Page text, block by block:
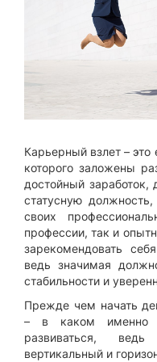
Карьерный взлет – это
которого заложены
достойный заработок,
статусную
своих
профессии, так и
зарекомендовать
ведь значимая
стабильности и
Прежде чем начать
– в каком именно
развиваться,
вертикальный и